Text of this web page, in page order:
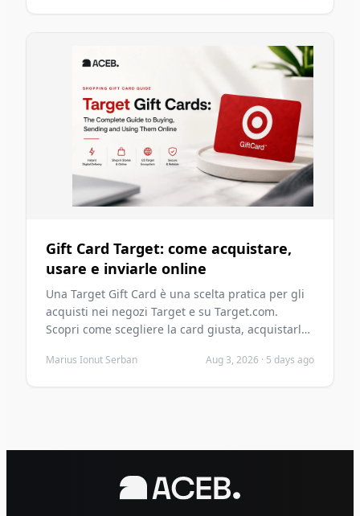
Gift Card Target: come acquistare,
usare e inviarle online
Una Target Gift Card è una scelta pratica per gli
acquisti nei negozi Target e su Target.com.
Scopri come scegliere la card giusta, acquistarla
sicurezza ed evitare errori comuni prima di
Marius Ionut Serban Aug 3, 2026 · 5 days ago